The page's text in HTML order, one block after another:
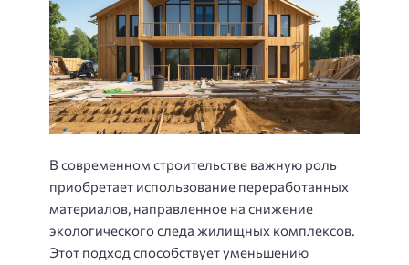
В современном строительстве важную роль
приобретает использование переработанных
материалов, направленное на снижение
экологического следа жилищных комплексов.
Этот подход способствует уменьшению